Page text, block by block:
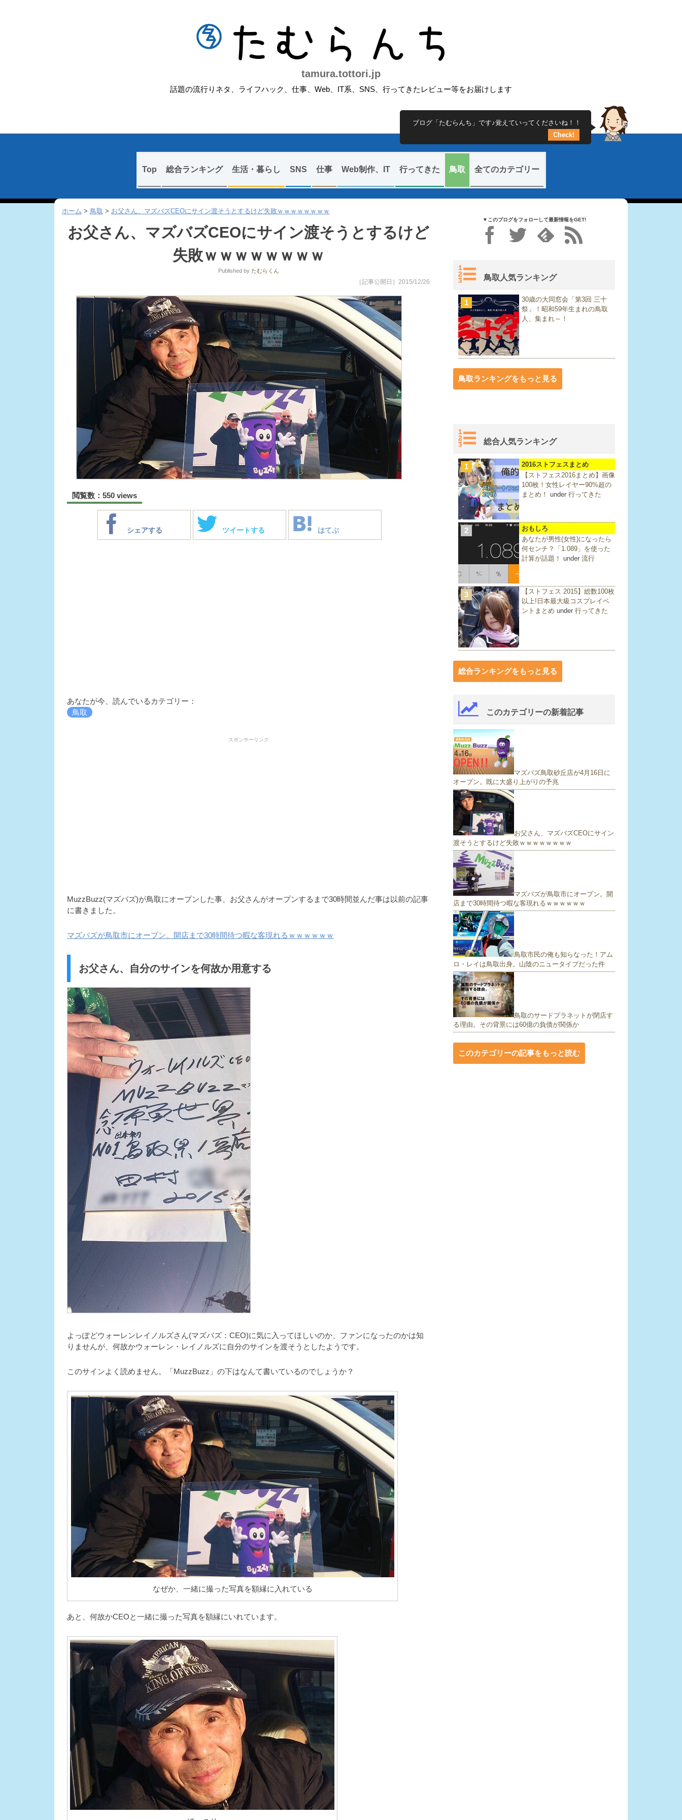
たむらんち
tamura.tottori.jp
話題の流行りネタ、ライフハック、仕事、Web、IT系、SNS、行ってきたレビュー等をお届けします
ブログ「たむらんち」です♪覚えていってくださいね！！
Check!
Skip
Top 総合ランキング 生活・暮らし SNS 仕事 Web制作、IT 行ってきた 鳥取 全てのカテゴリー
ホーム > 鳥取 > お父さん、マズバズCEOにサイン渡そうとするけど失敗ｗｗｗｗｗｗｗｗ
お父さん、マズバズCEOにサイン渡そうとするけど
失敗ｗｗｗｗｗｗｗｗ
Published by たむらくん
［記事公開日］2015/12/26
閲覧数：550 views
シェアする ツイートする はてぶ
あなたが今、読んでいるカテゴリー：
鳥取
スポンサーリンク
MuzzBuzz(マズバズ)が鳥取にオープンした事、お父さんがオープンするまで30時間並んだ事は以前の記事
に書きました。
マズバズが鳥取市にオープン。開店まで30時間待つ暇な客現れるｗｗｗｗｗｗ
お父さん、自分のサインを何故か用意する
よっぽどウォーレンレイノルズさん(マズバズ：CEO)に気に入ってほしいのか、ファンになったのかは知
りませんが、何故かウォーレン・レイノルズに自分のサインを渡そうとしたようです。
このサインよく読めません。「MuzzBuzz」の下はなんて書いているのでしょうか？
なぜか、一緒に撮った写真を額縁に入れている
あと、何故かCEOと一緒に撮った写真を額縁にいれています。
▼このブログをフォローして最新情報をGET!
鳥取人気ランキング
1
30歳の大同窓会「第3回 三十
祭」！昭和59年生まれの鳥取
人、集まれ～！
鳥取ランキングをもっと見る
総合人気ランキング
1
2016ストフェスまとめ
【ストフェス2016まとめ】画像
100枚！女性レイヤー90%超の
まとめ！ under 行ってきた
2
おもしろ
あなたが男性(女性)になったら
何センチ？「1.089」を使った
計算が話題！ under 流行
3
【ストフェス 2015】総数100枚
以上!日本最大級コスプレイベ
ントまとめ under 行ってきた
総合ランキングをもっと見る
このカテゴリーの新着記事
マズバズ鳥取砂丘店が4月16日に
オープン。既に大盛り上がりの予兆
お父さん、マズバズCEOにサイン
渡そうとするけど失敗ｗｗｗｗｗｗｗｗ
マズバズが鳥取市にオープン。開
店まで30時間待つ暇な客現れるｗｗｗｗｗｗ
鳥取市民の俺も知らなった！アム
ロ・レイは鳥取出身。山陰のニュータイプだった件
鳥取のサードプラネットが閉店す
る理由。その背景には60億の負債が関係か
このカテゴリーの記事をもっと読む